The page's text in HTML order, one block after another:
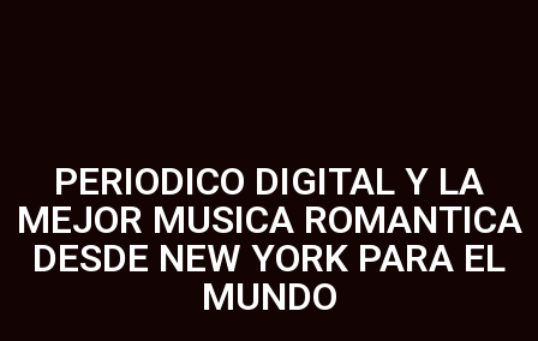
PERIODICO DIGITAL Y LA
MEJOR MUSICA ROMANTICA
DESDE NEW YORK PARA EL
MUNDO